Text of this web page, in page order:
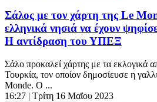
Σάλος με τον χάρτη της Le
ελληνικά νησιά να έχουν
Η αντίδραση του ΥΠΕΞ
Σάλο προκαλεί χάρτης με τα εκλογικά
Τουρκία, τον οποίον δημοσίευσε η
Monde. Ο ...
16:27 | Τρίτη 16 Μαΐου 2023